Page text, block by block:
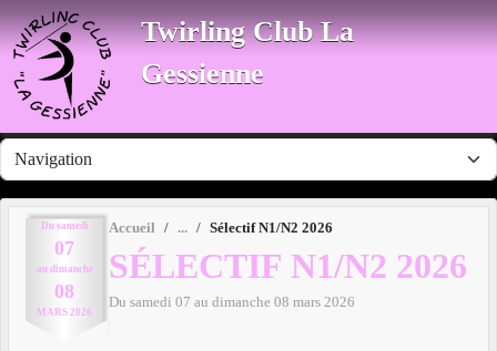
Twirling Club La
Gessienne
Du samedi
07
au dimanche
08
MARS 2026
Accueil Sélectif N1/N2 2026
SÉLECTIF N1/N2 2026
Du samedi 07 au dimanche 08 mars 2026
Panneau de gestion des cookies